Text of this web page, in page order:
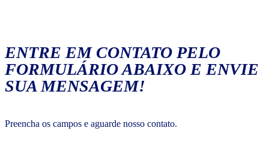
ENTRE EM CONTATO PELO
FORMULÁRIO ABAIXO E ENVIE
SUA MENSAGEM!
Preencha os campos e aguarde nosso contato.